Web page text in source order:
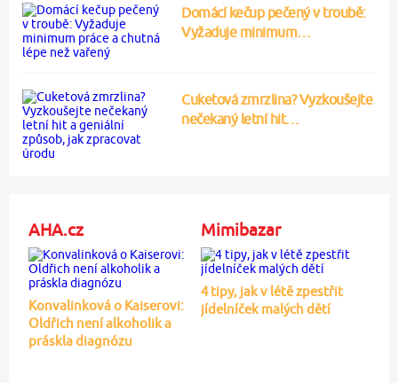
Domácí kečup pečený v troubě:
Vyžaduje minimum…
Cuketová zmrzlina? Vyzkoušejte
nečekaný letní hit…
AHA.cz
Konvalinková o Kaiserovi:
Oldřich není alkoholik a
práskla diagnózu
Mimibazar
4 tipy, jak v létě zpestřit
jídelníček malých dětí